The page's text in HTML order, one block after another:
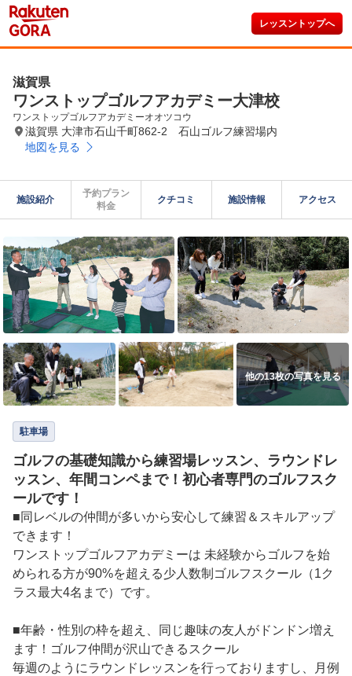
レッスントップへ
滋賀県
ワンストップゴルフアカデミー大津校
ワンストップゴルフアカデミーオオツコウ
滋賀県 大津市石山千町862-2 石山ゴルフ練習場内
地図を見る
施設紹介
予約プラン
料金
クチコミ 施設情報 アクセス
他の13枚の写真を見る
駐車場
ゴルフの基礎知識から練習場レッスン、ラウンドレ
ッスン、年間コンペまで！初心者専門のゴルフスク
ールです！
■同レベルの仲間が多いから安心して練習＆スキルアップ
できます！
ワンストップゴルフアカデミーは 未経験からゴルフを始
められる方が90%を超える少人数制ゴルフスクール（1ク
ラス最大4名まで）です。
■年齢・性別の枠を超え、同じ趣味の友人がドンドン増え
ます！ゴルフ仲間が沢山できるスクール
毎週のようにラウンドレッスンを行っておりますし、月例